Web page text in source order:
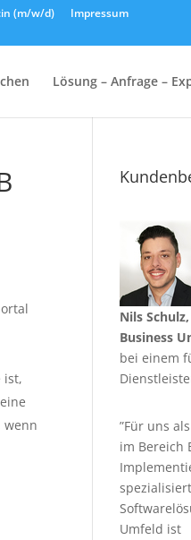
(m/w/d)
Impressum
Lösung – Anfrage –
ist,
wenn
Nils
Business
bei einem
”Für uns
im Bereich
Umfeld ist